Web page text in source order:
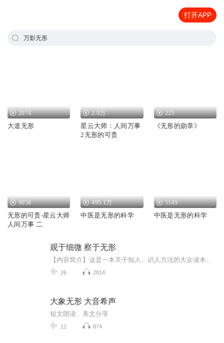
打开APP
万影无形
2974
大道无形
2.9万
星云大师：人间万事
2无形的可贵
225
《无形的勋章》
9056
无形的可贵-星云大师
人间万事 二
495.1万
中医是无形的科学
5149
中医是无形的科学
观于细微 察于无形
26 2814
大象无形 大音希声
短文朗读、美文分享
12 874